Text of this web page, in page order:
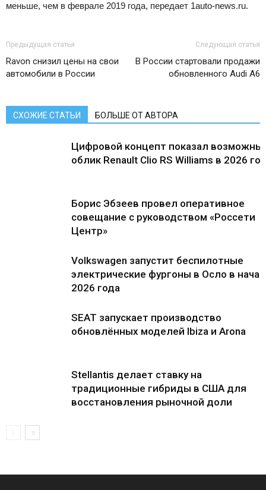
меньше, чем в феврале 2019 года, передает 1auto-news.ru.
Предыдущая статья
Ravon снизил цены на свои
автомобили в России
Следующая статья
В России стартовали продажи
обновленного Audi A6
СХОЖИЕ СТАТЬИ БОЛЬШЕ ОТ АВТОРА
Цифровой концепт показал
облик Renault Clio RS Williams в 2026
Борис Эбзеев провел оперативное
совещание с руководством «Россети
Центр»
Volkswagen запустит беспилотные
электрические фургоны в Осло в
2026 года
SEAT запускает производство
обновлённых моделей Ibiza и Arona
Stellantis делает ставку на
традиционные гибриды в США для
восстановления рыночной доли